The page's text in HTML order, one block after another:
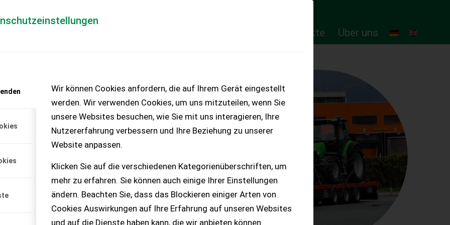
Wir können Cookies anfordern, die auf Ihrem Gerät eingestellt
werden. Wir verwenden Cookies, um uns mitzuteilen, wenn Sie
unsere Websites besuchen, wie Sie mit uns interagieren, Ihre
Nutzererfahrung verbessern und Ihre Beziehung zu unserer
Website anpassen.
Klicken Sie auf die verschiedenen Kategorienüberschriften, um
mehr zu erfahren. Sie können auch einige Ihrer Einstellungen
ändern. Beachten Sie, dass das Blockieren einiger Arten von
Cookies Auswirkungen auf Ihre Erfahrung auf unseren Websites
und auf die Dienste haben kann, die wir anbieten können.
Online-Produkte Über uns
– KEINE
with 14,430
mit Monocoque-Aufbau,
40 km/h Bau...